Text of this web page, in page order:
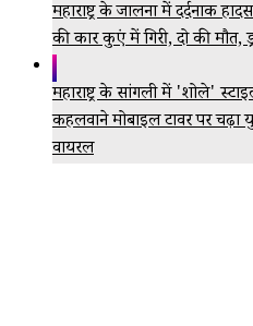
महाराष्ट्र के जालना में दर्दनाक
की कार कुएं में गिरी, दो की मौत,
महाराष्ट्र के सांगली में 'शोले'
कहलवाने मोबाइल टावर पर
वायरल